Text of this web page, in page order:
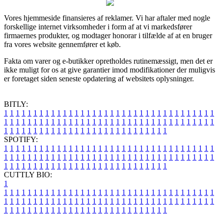
Vores hjemmeside finansieres af reklamer. Vi har aftaler med nogle
forskellige internet virksomheder i form af at vi markedsfører
firmaernes produkter, og modtager honorar i tilfælde af at en bruger
fra vores website gennemfører et køb.
Fakta om varer og e-butikker opretholdes rutinemæssigt, men det er
ikke muligt for os at give garantier imod modifikationer der muligvis
er foretaget siden seneste opdatering af websitets oplysninger.
BITLY:
1 1 1 1 1 1 1 1 1 1 1 1 1 1 1 1 1 1 1 1 1 1 1 1 1 1 1 1 1 1 1 1 1 1 1 1
1 1 1 1 1 1 1 1 1 1 1 1 1 1 1 1 1 1 1 1 1 1 1 1 1 1 1 1 1 1 1 1 1 1 1 1
1 1 1 1 1 1 1 1 1 1 1 1 1 1 1 1 1 1 1 1 1 1 1 1 1 1 1 1
SPOTIFY:
1 1 1 1 1 1 1 1 1 1 1 1 1 1 1 1 1 1 1 1 1 1 1 1 1 1 1 1 1 1 1 1 1 1 1 1
1 1 1 1 1 1 1 1 1 1 1 1 1 1 1 1 1 1 1 1 1 1 1 1 1 1 1 1 1 1 1 1 1 1 1 1
1 1 1 1 1 1 1 1 1 1 1 1 1 1 1 1 1 1 1 1 1 1 1 1 1 1 1 1
CUTTLY BIO:
1
1 1 1 1 1 1 1 1 1 1 1 1 1 1 1 1 1 1 1 1 1 1 1 1 1 1 1 1 1 1 1 1 1 1 1 1
1 1 1 1 1 1 1 1 1 1 1 1 1 1 1 1 1 1 1 1 1 1 1 1 1 1 1 1 1 1 1 1 1 1 1 1
1 1 1 1 1 1 1 1 1 1 1 1 1 1 1 1 1 1 1 1 1 1 1 1 1 1 1 1